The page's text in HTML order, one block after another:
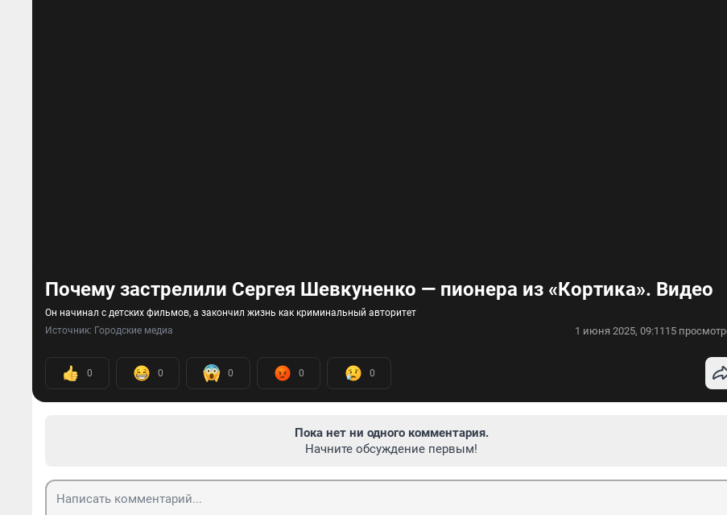
Почему застрелили Сергея Шевкуненко — пионера из «Кортика». Видео
Он начинал с детских фильмов, а закончил жизнь как криминальный авторитет
Источник: Городские медиа 1 июня 2025, 09:11 15
0 0 0 0 0
Пока нет ни одного комментария.
Начните обсуждение первым!